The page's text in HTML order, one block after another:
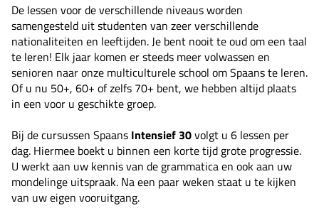
De lessen voor de verschillende niveaus worden
samengesteld uit studenten van zeer verschillende
nationaliteiten en leeftijden. Je bent nooit te oud om een taal
te leren! Elk jaar komen er steeds meer volwassen en
senioren naar onze multiculturele school om Spaans te leren.
Of u nu 50+, 60+ of zelfs 70+ bent, we hebben altijd plaats
in een voor u geschikte groep.
Bij de cursussen Spaans Intensief 30volgt u 6 lessen per
dag. Hiermee boekt u binnen een korte tijd grote progressie.
U werkt aan uw kennis van de grammatica en ook aan uw
mondelinge uitspraak. Na een paar weken staat u te kijken
van uw eigen vooruitgang.